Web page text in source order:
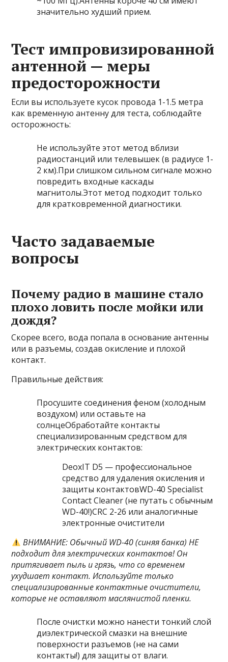
значительно худший прием.
Тест импровизированной
антенной — меры
предосторожности
Если вы используете кусок провода 1-1.5 метра
как временную антенну для теста, соблюдайте
осторожность:
Не используйте этот метод вблизи
радиостанций или телевышек (в радиусе 1-
2 км).При слишком сильном сигнале можно
повредить входные каскады
магнитолы.Этот метод подходит только
для кратковременной диагностики.
Часто задаваемые
вопросы
Почему радио в машине стало
плохо ловить после мойки или
дождя?
Скорее всего, вода попала в основание антенны
или в разъемы, создав окисление и плохой
контакт.
Правильные действия:
Просушите соединения феном (холодным
воздухом) или оставьте на
солнцеОбработайте контакты
специализированным средством для
электрических контактов:
DeoxIT D5 — профессиональное
средство для удаления окисления и
защиты контактовWD-40 Specialist
Contact Cleaner (не путать с обычным
WD-40!)CRC 2-26 или аналогичные
электронные очистители
ВНИМАНИЕ: Обычный WD-40 (синяя банка) НЕ
подходит для электрических контактов! Он
притягивает пыль и грязь, что со временем
ухудшает контакт. Используйте только
специализированные контактные очистители,
которые не оставляют маслянистой пленки.
После очистки можно нанести тонкий слой
диэлектрической смазки на внешние
поверхности разъемов (не на сами
контакты!) для защиты от влаги.